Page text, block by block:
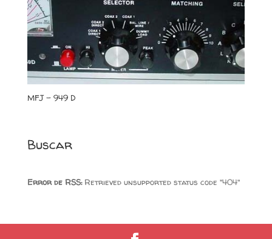
MFJ – 949 D
Buscar
Error de RSS:Retrieved unsupported status code "404"